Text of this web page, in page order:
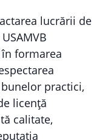
lucrării de
formarea
practici,
licență
calitate,